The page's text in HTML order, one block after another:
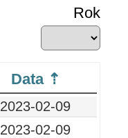
Rok
Data
2023-02-09
2023-02-09